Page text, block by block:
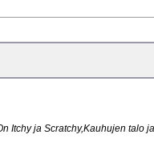
Itchy ja Scratchy,Kauhujen talo